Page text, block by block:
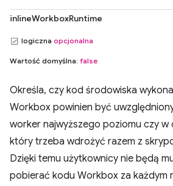
inlineWorkboxRuntime
logiczna opcjonalna
Wartość domyślna: false
Określa, czy kod środowiska
Workbox powinien być
worker najwyższego poziomu czy w
który trzeba wdrożyć razem z
Dzięki temu użytkownicy nie będą
pobierać kodu Workbox za każdym